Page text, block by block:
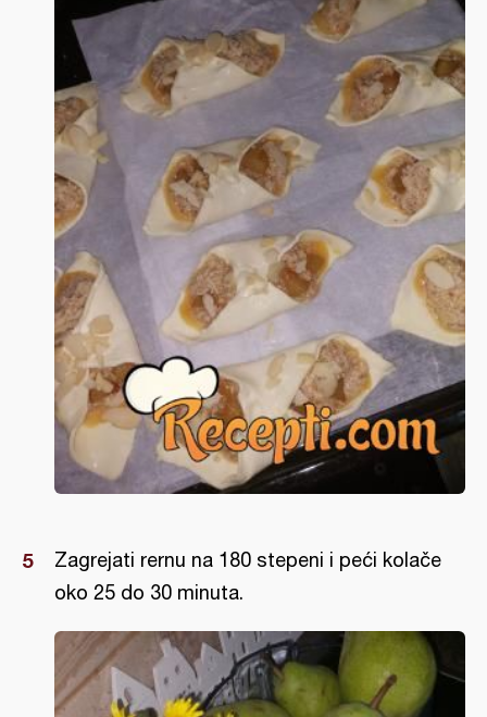
Zagrejati rernu na 180 stepeni i peći kolače
oko 25 do 30 minuta.